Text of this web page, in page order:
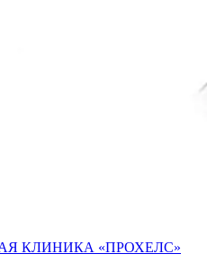
КЛИНИКА «ПРОХЕЛС»